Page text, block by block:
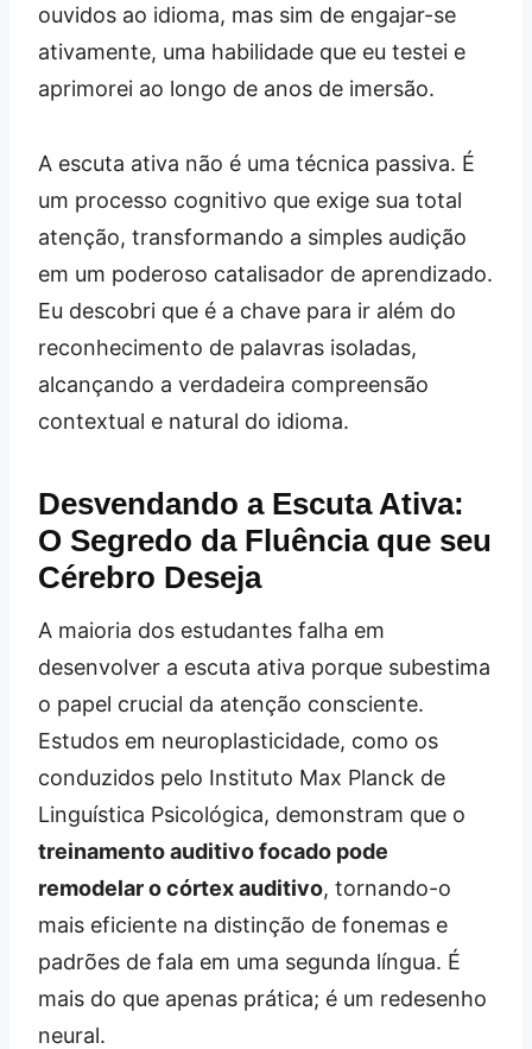
ouvidos ao idioma, mas sim de engajar-se
ativamente, uma habilidade que eu testei e
aprimorei ao longo de anos de imersão.
A escuta ativa não é uma técnica passiva. É
um processo cognitivo que exige sua total
atenção, transformando a simples audição
em um poderoso catalisador de aprendizado.
Eu descobri que é a chave para ir além do
reconhecimento de palavras isoladas,
alcançando a verdadeira compreensão
contextual e natural do idioma.
Desvendando a Escuta Ativa:
O Segredo da Fluência que seu
Cérebro Deseja
A maioria dos estudantes falha em
desenvolver a escuta ativa porque subestima
o papel crucial da atenção consciente.
Estudos em neuroplasticidade, como os
conduzidos pelo Instituto Max Planck de
Linguística Psicológica, demonstram que o
treinamento auditivo focado pode
remodelar o córtex auditivo, tornando-o
mais eficiente na distinção de fonemas e
padrões de fala em uma segunda língua. É
mais do que apenas prática; é um redesenho
neural.